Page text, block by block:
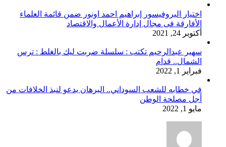
اختيار البروفيسور إبراهيم احمد اونور ضمن قائمة العلماء
الأفارقة فى مجال إدارة الأعمال والاقتصاد
أكتوبر 24, 2021
سهير عبدالرحيم تكتب : سلسلة ضربت ليك بالغلط : ترس
الشمال.. قدام
فبراير 1, 2022
في خطابه للشعب السوداني.. البرهان يدعو لنبذ الخلافات من
أجل مصلحة الوطن
مايو 1, 2022